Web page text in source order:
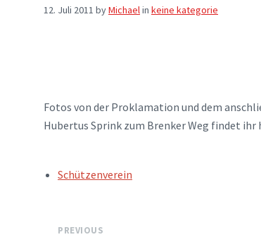
12. Juli 2011 byMichaelin keine kategorie
Fotos von der Proklamation und dem
Hubertus Sprink zum Brenker Weg findet ihr
TAGS:Schützenverein
PREVIOUS